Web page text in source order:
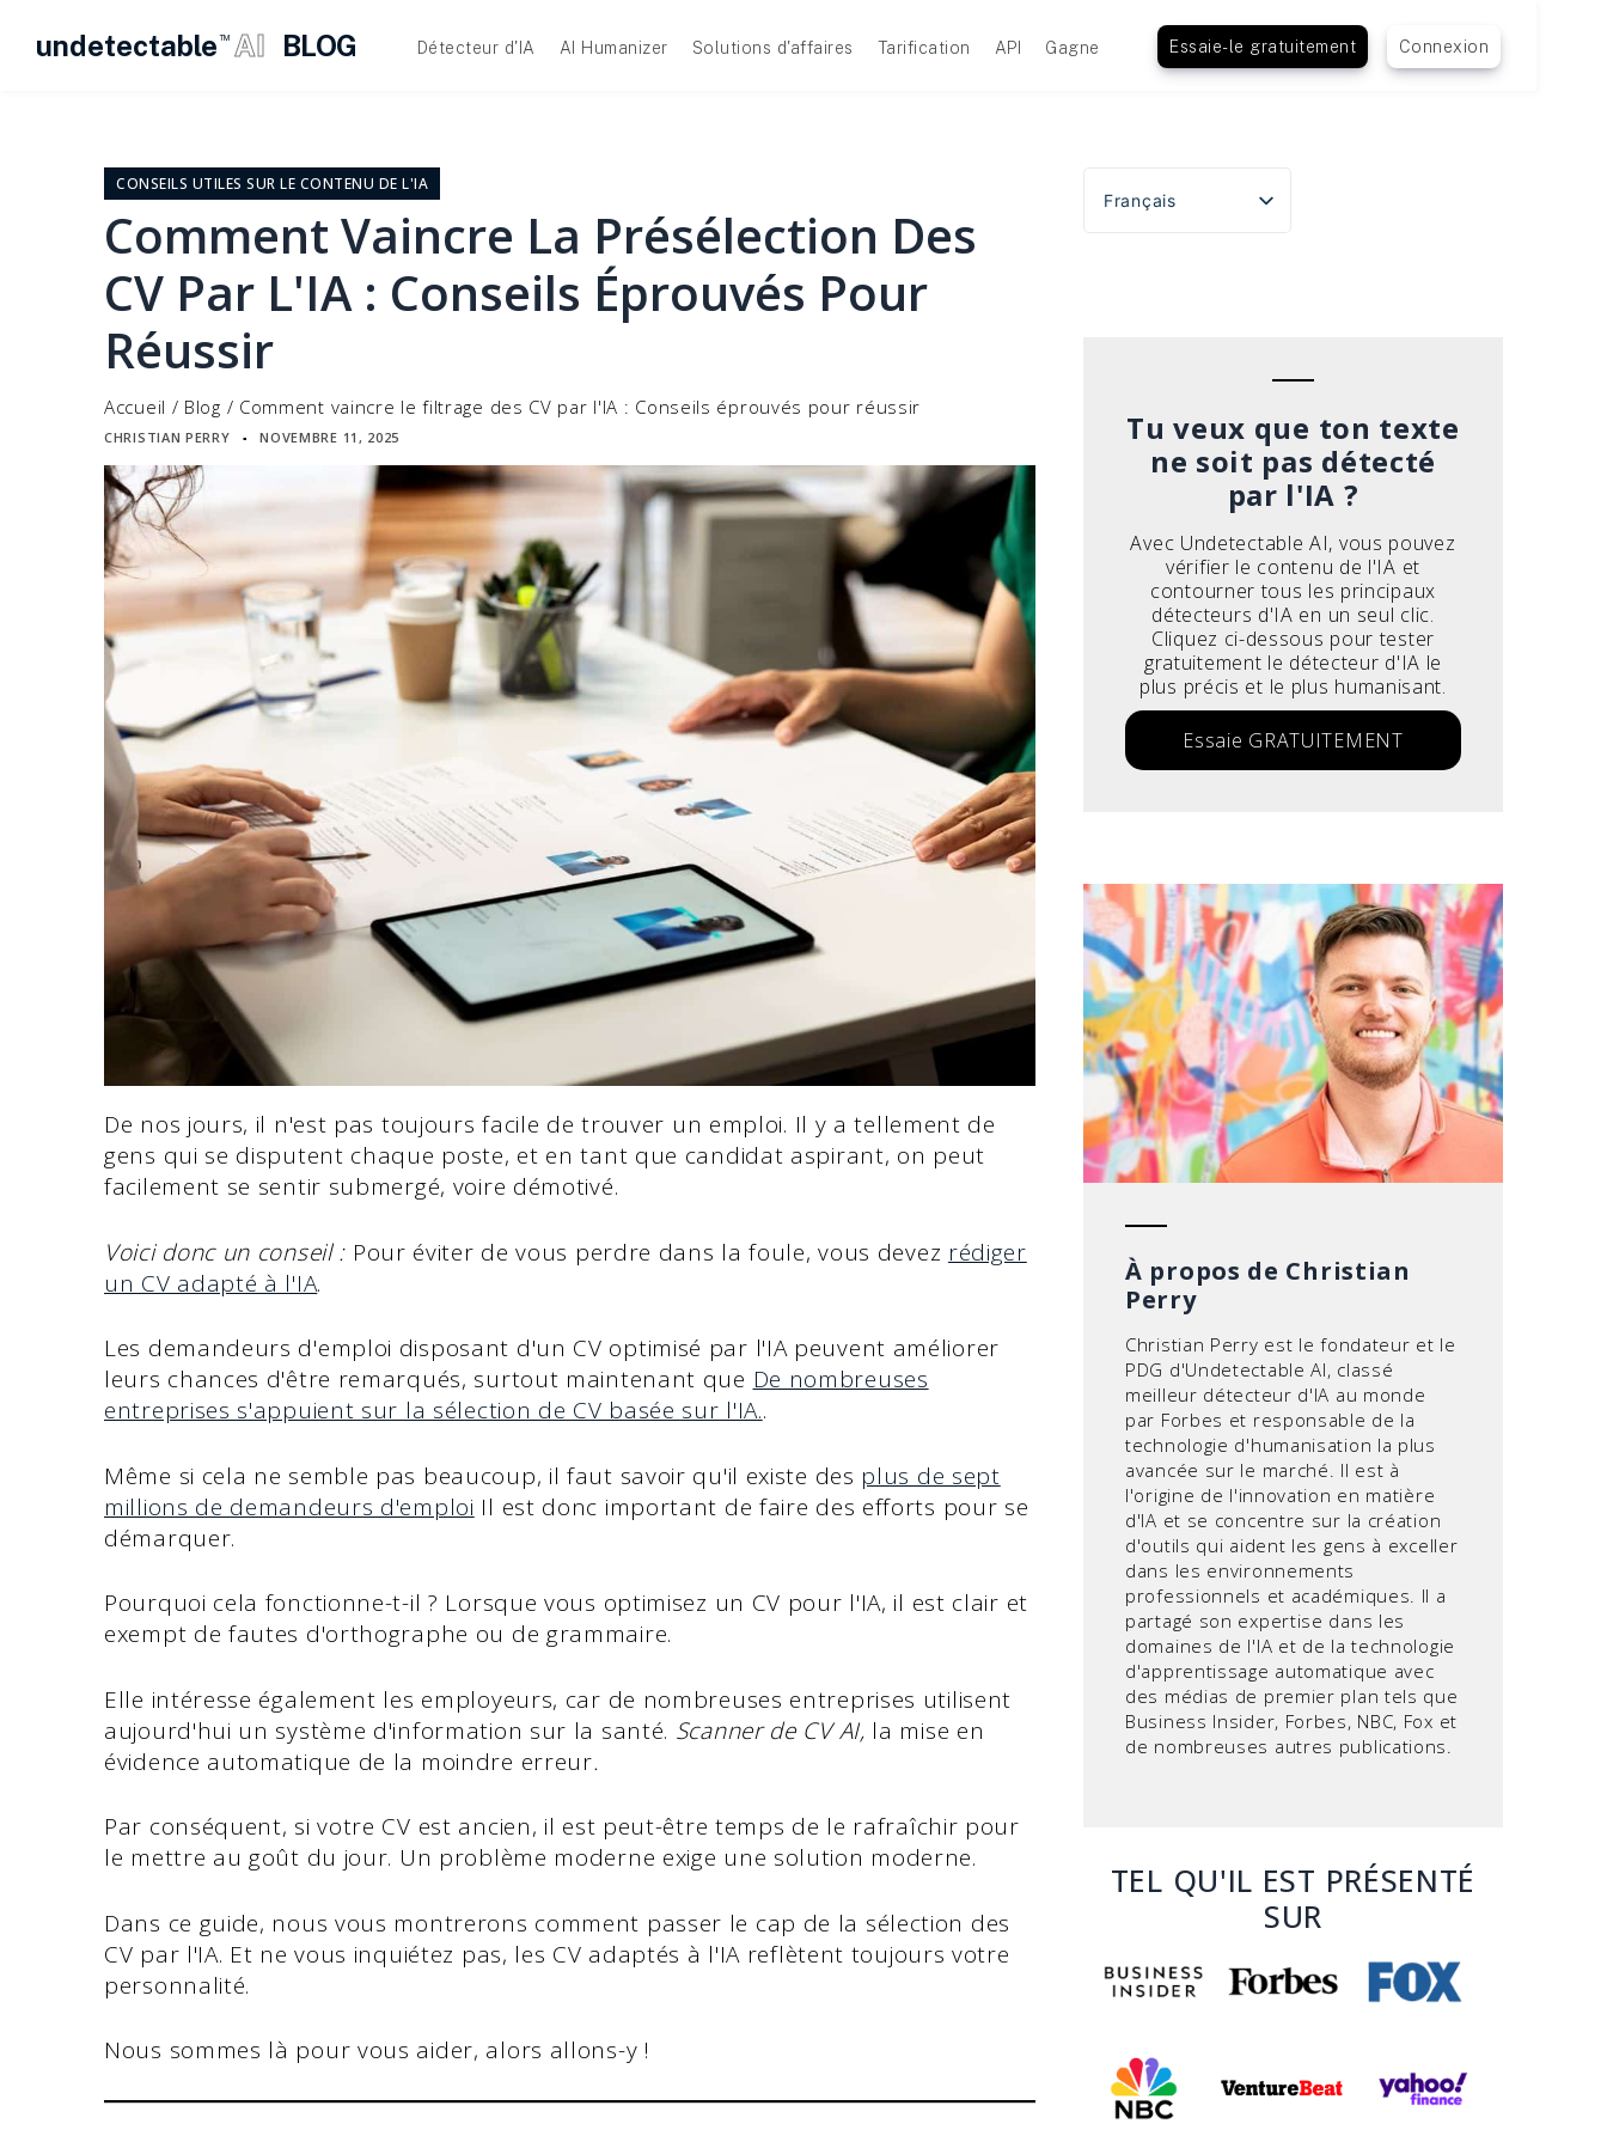
undetectable TM AI BLOG Détecteur d'IA AI Humanizer Solutions d'affaires Tarification API Gagne Essaie-le gratuitement Connexion
CONSEILS UTILES SUR LE CONTENU DE L'IA
Comment Vaincre La Présélection Des
CV Par L'IA : Conseils Éprouvés Pour
Réussir
Accueil / Blog / Comment vaincre le filtrage des CV par l'IA : Conseils éprouvés pour réussir
CHRISTIAN PERRY ▪ NOVEMBRE 11, 2025
De nos jours, il n'est pas toujours facile de trouver un emploi. Il y a tellement de
gens qui se disputent chaque poste, et en tant que candidat aspirant, on peut
facilement se sentir submergé, voire démotivé.
Voici donc un conseil : Pour éviter de vous perdre dans la foule, vous devez rédiger
un CV adapté à l'IA.
Les demandeurs d'emploi disposant d'un CV optimisé par l'IA peuvent améliorer
leurs chances d'être remarqués, surtout maintenant que De nombreuses
entreprises s'appuient sur la sélection de CV basée sur l'IA..
Même si cela ne semble pas beaucoup, il faut savoir qu'il existe des plus de sept
millions de demandeurs d'emploi Il est donc important de faire des efforts pour se
démarquer.
Pourquoi cela fonctionne-t-il ? Lorsque vous optimisez un CV pour l'IA, il est clair et
exempt de fautes d'orthographe ou de grammaire.
Elle intéresse également les employeurs, car de nombreuses entreprises utilisent
aujourd'hui un système d'information sur la santé. Scanner de CV AI, la mise en
évidence automatique de la moindre erreur.
Par conséquent, si votre CV est ancien, il est peut-être temps de le rafraîchir pour
le mettre au goût du jour. Un problème moderne exige une solution moderne.
Dans ce guide, nous vous montrerons comment passer le cap de la sélection des
CV par l'IA. Et ne vous inquiétez pas, les CV adaptés à l'IA reflètent toujours votre
personnalité.
Nous sommes là pour vous aider, alors allons-y !
Français
English
Tu veux que ton texte
ne soit pas détecté
par l'IA ?
Avec Undetectable AI, vous pouvez
vérifier le contenu de l'IA et
contourner tous les principaux
détecteurs d'IA en un seul clic.
Cliquez ci-dessous pour tester
gratuitement le détecteur d'IA le
plus précis et le plus humanisant.
Essaie GRATUITEMENT
À propos de Christian
Perry
Christian Perry est le fondateur et le
PDG d'Undetectable AI, classé
meilleur détecteur d'IA au monde
par Forbes et responsable de la
technologie d'humanisation la plus
avancée sur le marché. Il est à
l'origine de l'innovation en matière
d'IA et se concentre sur la création
d'outils qui aident les gens à exceller
dans les environnements
professionnels et académiques. Il a
partagé son expertise dans les
domaines de l'IA et de la technologie
d'apprentissage automatique avec
des médias de premier plan tels que
Business Insider, Forbes, NBC, Fox et
de nombreuses autres publications.
TEL QU'IL EST PRÉSENTÉ
SUR